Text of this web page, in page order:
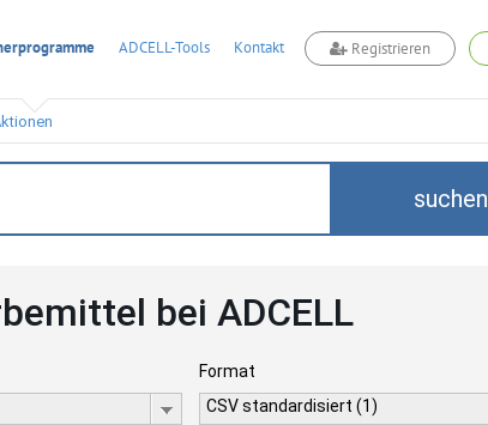
ADCELL-Tools Kontakt Registrieren
suchen
bei ADCELL
Format
CSV standardisiert (1)